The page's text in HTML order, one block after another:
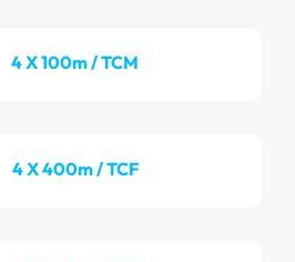
4 X 100m / TCM
4 X 400m / TCF